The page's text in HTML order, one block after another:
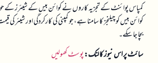
کوائن بیس کو چیلنجز کا سامنا ہے، جو کمپنی کی کارکردگی اور شیئر
بچا جا سکے۔
سائٹ پر اس نیوز کا لنک:پوسٹ کھولیں